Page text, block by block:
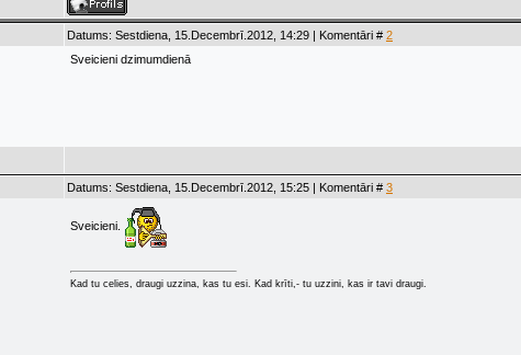
Datums: Sestdiena, 15.Decembrī.2012, 14:29 | Komentāri # 2
Sveicieni dzimumdienā
Datums: Sestdiena, 15.Decembrī.2012, 15:25 | Komentāri # 3
Sveicieni.
Kad tu celies, draugi uzzina, kas tu esi. Kad krīti,- tu uzzini, kas ir tavi draugi.